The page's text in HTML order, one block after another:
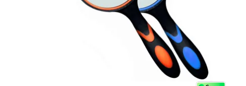
Метеостанции, барометры, часы
Распродажа